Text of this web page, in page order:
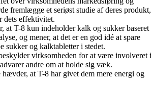
fremlægge et seriøst studie af deres produkt,
dets effektivitet.
at T-8 kun indeholder kalk og sukker baseret
og mener, at det er en god idé at spare
sukker og kalktabletter i stedet.
virksomheden for at være involveret i
andre om at holde sig væk.
at T-8 har givet dem mere energi og